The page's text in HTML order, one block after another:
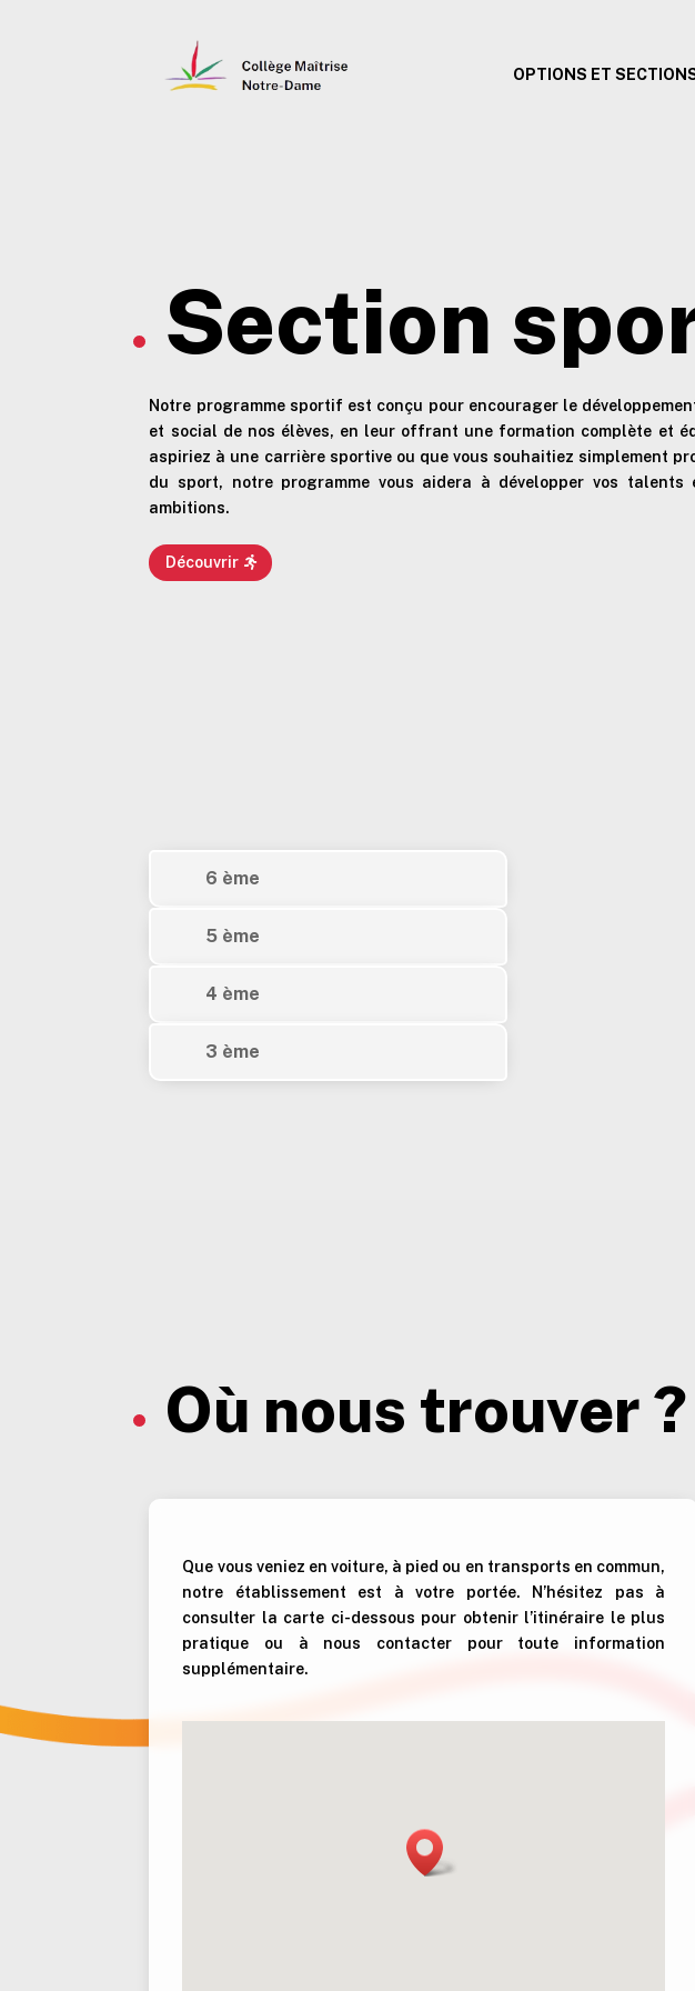
OPTIONS ET
Section
Notre programme sportif est conçu pour encourager le
et social de nos élèves, en leur offrant une formation complète et
aspiriez à une carrière sportive ou que vous souhaitiez simplement
du sport, notre programme vous aidera à développer vos talents
ambitions.
Découvrir
6 ème
5 ème
4 ème
3 ème
Où nous trouver ?
Que vous veniez en voiture, à pied ou en transports en commun,
notre établissement est à votre portée.
N’hésitez pas à
consulter la carte ci-dessous pour obtenir l’itinéraire le plus
pratique ou à nous contacter pour toute information
supplémentaire.